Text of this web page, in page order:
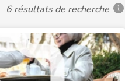
6 résultats de recherche